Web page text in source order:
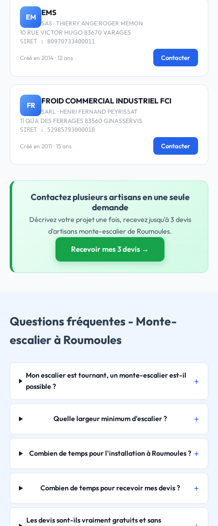
EM EMS
SAS · THIERRY ANGE ROGER MEMON
10 RUE VICTOR HUGO 83670 VARAGES
SIRET : 80970733400011
Créé en 2014 · 12 ans Contacter
FR FROID COMMERCIAL INDUSTRIEL FCI
SARL · HENRI FERNAND PEYRISSAT
11 QUA DES FERRAGES 83560 GINASSERVIS
SIRET : 52985793000018
Créé en 2011 · 15 ans Contacter
Contactez plusieurs artisans en une seule
demande
Décrivez votre projet une fois, recevez jusqu'à 3 devis
d'artisans monte-escalier de Roumoules.
Recevoir mes 3 devis →
Questions fréquentes - Monte-
escalier à Roumoules
Mon escalier est tournant, un monte-escalier est-il
possible ?
Quelle largeur minimum d'escalier ?
Combien de temps pour l'installation à Roumoules ?
Combien de temps pour recevoir mes devis ?
Les devis sont-ils vraiment gratuits et sans